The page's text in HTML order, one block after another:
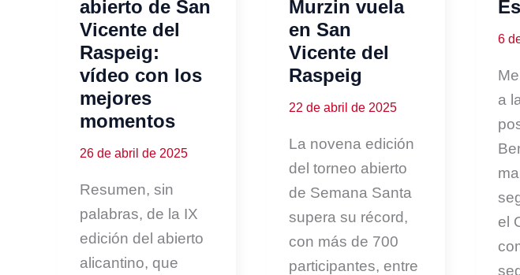
abierto de San
Vicente del
Raspeig:
vídeo con los
mejores
momentos
26 de abril de 2025
Resumen, sin
palabras, de la IX
edición del abierto
alicantino, que
Murzin vuela
en San
Vicente del
Raspeig
22 de abril de 2025
La novena edición
del torneo abierto
de Semana Santa
supera su récord,
con más de 700
participantes, entre
6
a
el